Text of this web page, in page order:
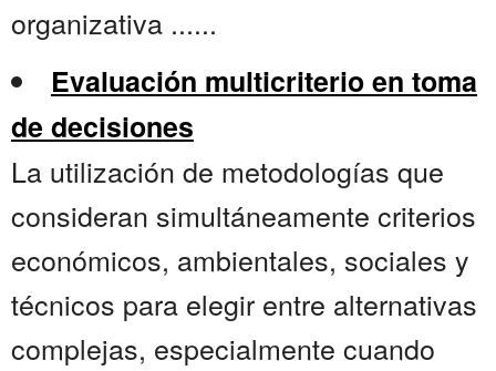
organizativa ......
Evaluación multicriterio en toma
de decisiones
La utilización de metodologías que
consideran simultáneamente criterios
económicos, ambientales, sociales y
técnicos para elegir entre alternativas
complejas, especialmente cuando